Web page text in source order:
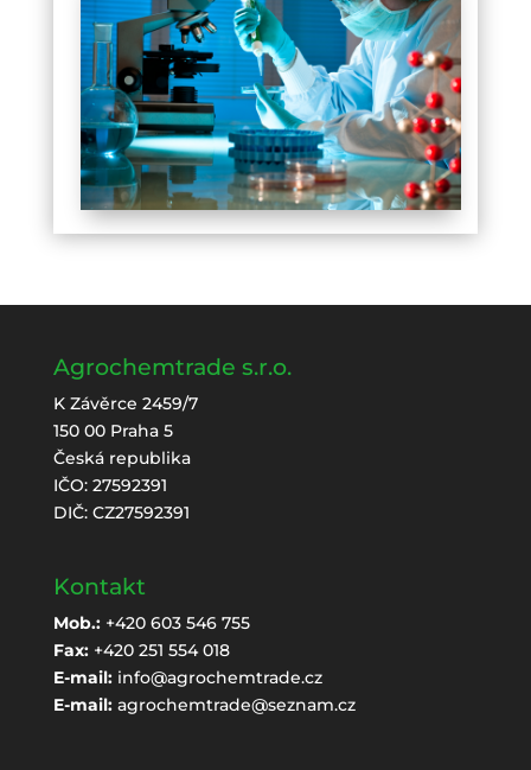
Agrochemtrade s.r.o.
K Závěrce 2459/7
150 00 Praha 5
Česká republika
IČO: 27592391
DIČ: CZ27592391
Kontakt
Mob.:+420 603 546 755
Fax:+420 251 554 018
E-mail: info@agrochemtrade.cz
E-mail: agrochemtrade@seznam.cz